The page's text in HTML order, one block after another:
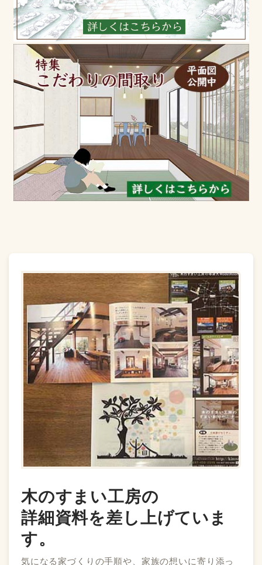
木のすまい工房の
詳細資料を差し上げていま
す。
気になる家づくりの手順や、家族の想いに寄り添っ